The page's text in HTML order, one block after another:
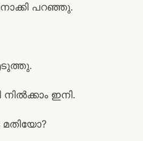
പറഞ്ഞു.
ഇനി.
മതിയോ?